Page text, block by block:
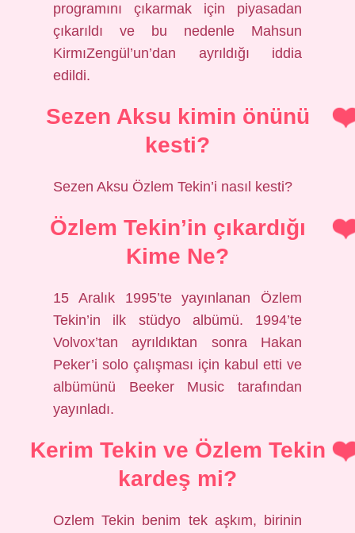
programını çıkarmak için piyasadan
çıkarıldı ve bu nedenle Mahsun
KirmıZengül’un’dan ayrıldığı iddia
edildi.
Sezen Aksu kimin önünü
kesti?
Sezen Aksu Özlem Tekin’i nasıl kesti?
Özlem Tekin’in çıkardığı
Kime Ne?
15 Aralık 1995’te yayınlanan Özlem
Tekin’in ilk stüdyo albümü. 1994’te
Volvox’tan ayrıldıktan sonra Hakan
Peker’i solo çalışması için kabul etti ve
albümünü Beeker Music tarafından
yayınladı.
Kerim Tekin ve Özlem Tekin
kardeş mi?
Ozlem Tekin benim tek aşkım, birinin